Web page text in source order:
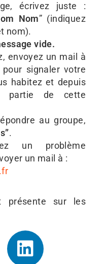
écrivez juste :
Nom” (indiquez
nom).
vide.
envoyez un mail à
pour signaler votre
habitez et depuis
partie de cette
au groupe,
.
un problème
un mail à :
présente sur les